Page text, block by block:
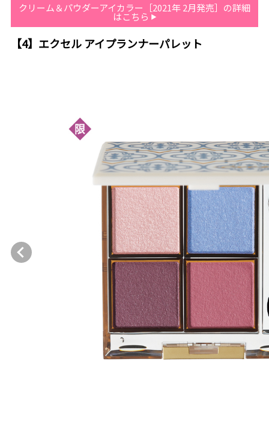
クリーム＆パウダーアイカラー［2021年 2月発売］の詳細
はこちら
【4】エクセル アイプランナーパレット